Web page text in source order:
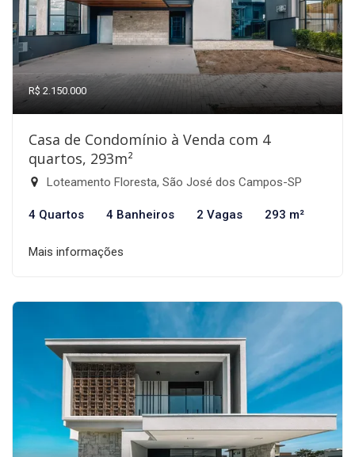
R$ 2.150.000
Casa de Condomínio à Venda com 4
quartos, 293m²
Loteamento Floresta, São José dos Campos-SP
4 Quartos 4 Banheiros 2 Vagas 293 m²
Mais informações